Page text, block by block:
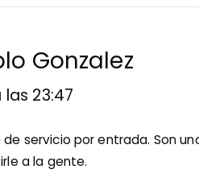
Gonzalez
23:47
de servicio por entrada. Son
a la gente.